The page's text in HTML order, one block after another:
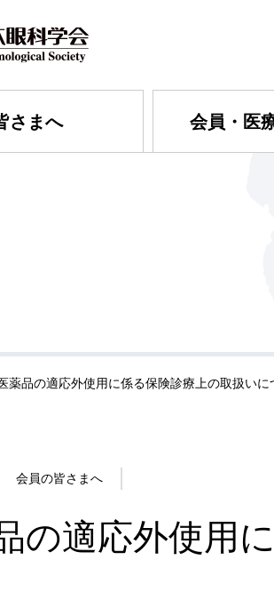
さまへ 会員・医
医薬品の適応外使用に係る保険診療上の取扱いに
会員の皆さまへ
の適応外使用